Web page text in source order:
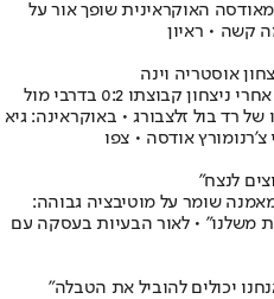
והשאיפות לעתיד • השחקן בן ה-27 מאודסה האוקראינית שופך אור על
קשה • ראיון
אוסטריה וינה
המגן השמאלי מגיע בכושר לנבחרת, אחרי ניצחון קבוצתו 0:2 בדרבי מול
של רד בול זלצבורג • באוקראינה: גיא
אודסה • צפו
לנצח"
שומר על מוטיבציה גבוהה:
משלנו" • לאור הבעיות בעסקה עם
יכולים להוביל את הטבלה"